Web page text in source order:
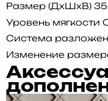
Размер (ДхШхВ)
Уровень мягкости
Система
Изменение